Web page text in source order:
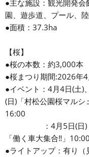
●主な施設：観光開発
園、遊歩道、プール、
●面積：37.3ha
【桜】
●桜の本数：約3,000本
●桜まつり期間:2026年
●イベント：4月4日(土)
(日)「村松公園桜マル
16:00
：4月5日(日)「ス
「働く車大集合‼」
●ライトアップ：有り（